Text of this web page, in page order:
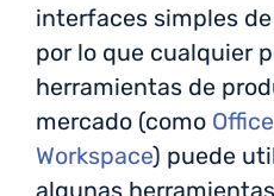
interfaces simples de
por lo que cualquier
herramientas de
mercado (como
Workspace) puede